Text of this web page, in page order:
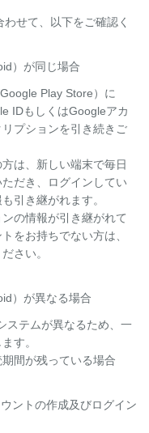
せて、以下をご確認く
）が同じ場合
Play Store）に
IDもしくはGoogleアカ
プションを引き続きご
は、新しい端末で毎日
だき、ログインしてい
引き継がれます。
の情報が引き継がれて
をお持ちでない方は、
さい。
）が異なる場合
ステムが異なるため、一
す。
間が残っている場合
ントの作成及びログイン